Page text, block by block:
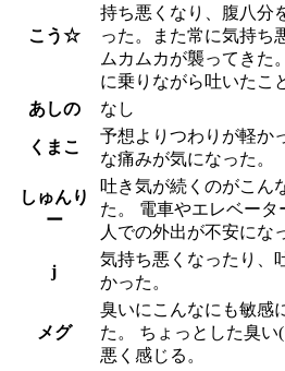
こう☆
持ち悪くなり、腹八分
った。また常に気持ち
ムカムカが襲ってきた
に乗りながら吐いたこ
あしの
なし
くまこ
予想よりつわりが軽か
な痛みが気になった。
しゅんり
ー
吐き気が続くのがこん
た。 電車やエレベー
人での外出が不安にな
j
気持ち悪くなったり、
かった。
メグ
臭いにこんなにも敏感
た。 ちょっとした臭い
悪く感じる。